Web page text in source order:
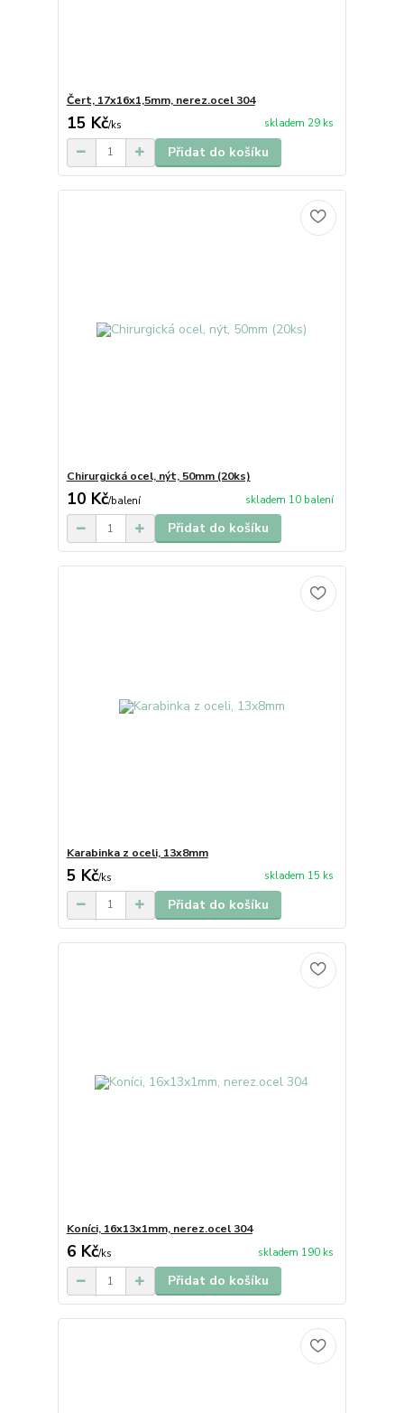
Čert, 17x16x1,5mm, nerez.ocel 304
15 Kč/ks skladem 29 ks
Přidat do košíku
Chirurgická ocel, nýt, 50mm (20ks)
10 Kč/balení skladem 10 balení
Přidat do košíku
Karabinka z oceli, 13x8mm
5 Kč/ks skladem 15 ks
Přidat do košíku
Koníci, 16x13x1mm, nerez.ocel 304
6 Kč/ks skladem 190 ks
Přidat do košíku